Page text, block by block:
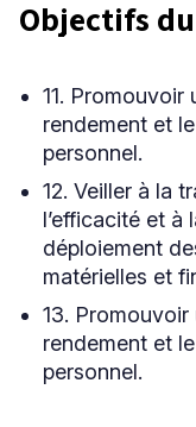
Niveau
Tous
Élémentaire
Secondaire
RECHERCHER
Objectifs
11.
rendement et
personnel.
12. Veiller à la
l’efficacité et à
déploiement
matérielles et
13.
rendement et
personnel.